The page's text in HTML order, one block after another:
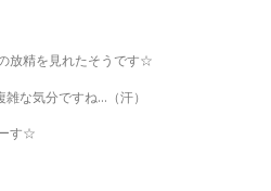
放精を見れたそうです☆
な気分ですね…（汗）
す☆